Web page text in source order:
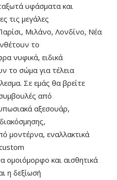
υφάσματα και
τις μεγάλες
Μιλάνο, Λονδίνο, Νέα
το
νυφικά, ειδικά
το σώμα για τέλεια
Σε εμάς θα βρείτε
από
αξεσουάρ,
μοντέρνα, εναλλακτικά
ομοιόμορφο και αισθητικά
η δεξίωσή